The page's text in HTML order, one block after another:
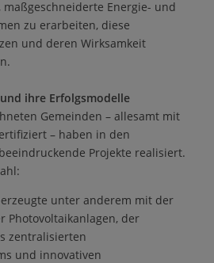
Energie- und
zu erarbeiten, diese
und deren Wirksamkeit
ihre Erfolgsmodelle
Gemeinden – allesamt mit
– haben in den
Projekte realisiert.
unter anderem mit der
Photovoltaikanlagen, der
zentralisierten
und innovativen